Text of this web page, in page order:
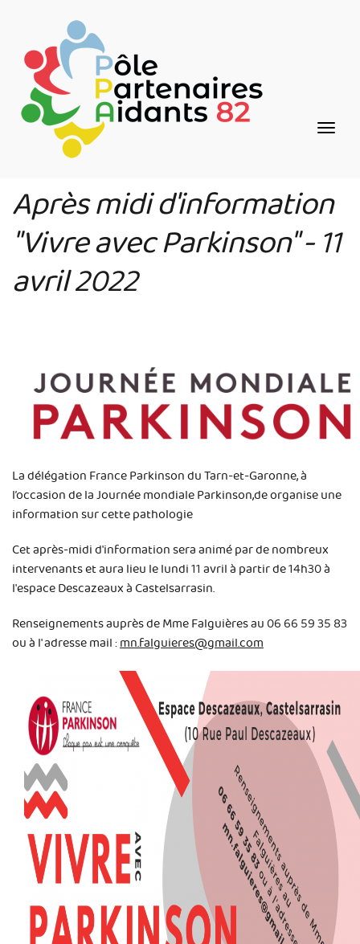
contenu
principal
Après midi d'information
"Vivre avec Parkinson" - 11
avril 2022
La délégation France Parkinson du Tarn-et-Garonne, à
l’occasion de la Journée mondiale Parkinson,de organise une
information sur cette pathologie
Cet après-midi d'information sera animé par de nombreux
intervenants et aura lieu le lundi 11 avril à partir de 14h30 à
l'espace Descazeaux à Castelsarrasin.
Renseignements auprès de Mme Falguières au 06 66 59 35 83
ou à l' adresse mail :mn.falguieres@gmail.com